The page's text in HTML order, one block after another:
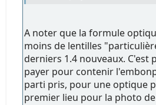
A noter que la formule
moins de lentilles
derniers 1.4 nouveaux. C'est
payer pour contenir
parti pris, pour une optique
premier lieu pour la photo